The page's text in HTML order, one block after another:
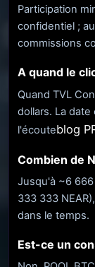
Participation
confidentiel ;
commissions
A quand le
Quand TVL
dollars. La
l'écouteblog
Combien de
Jusqu'à ~6
333 333
dans le temps.
Est-ce un